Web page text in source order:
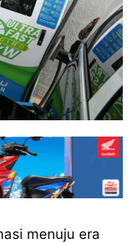
menuju era